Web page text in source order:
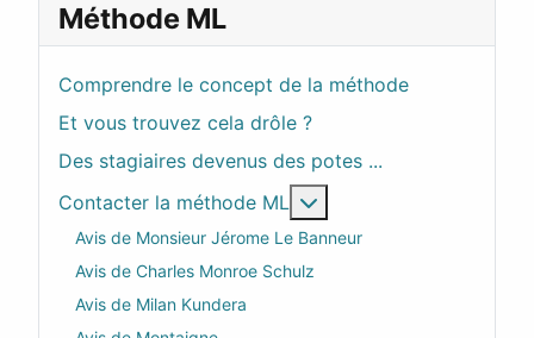
Méthode ML
Comprendre le concept de la méthode
Et vous trouvez cela drôle ?
Des stagiaires devenus des potes ...
Contacter la méthode ML
Avis de Monsieur Jérome Le Banneur
Avis de Charles Monroe Schulz
Avis de Milan Kundera